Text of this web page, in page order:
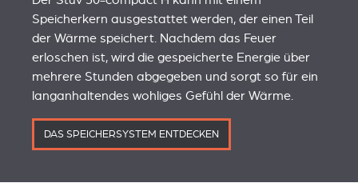
Speicherkern ausgestattet werden, der einen Teil
der Wärme speichert. Nachdem das Feuer
erloschen ist, wird die gespeicherte Energie über
mehrere Stunden abgegeben und sorgt so für ein
langanhaltendes wohliges Gefühl der Wärme.
DAS SPEICHERSYSTEM ENTDECKEN